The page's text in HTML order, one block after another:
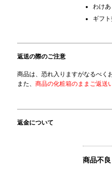
わけ
ギフ
返送の際のご注意
商品は、恐れ入りますがなるべく
また、 商品の化粧箱のままご返送
返金について
商品不